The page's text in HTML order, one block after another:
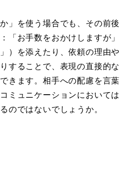
」を使う場合でも、その前後
「お手数をおかけしますが」
）を添えたり、依頼の理由や
することで、表現の直接的な
きます。相手への配慮を言葉
ミュニケーションにおいては
のではないでしょうか。